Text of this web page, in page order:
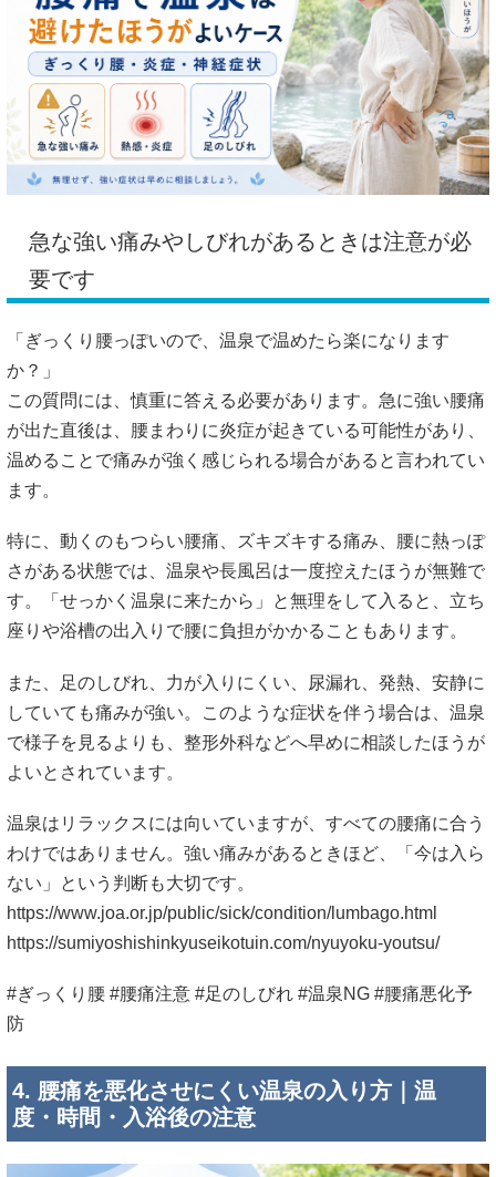
急な強い痛みやしびれがあるときは注意が必
要です
「ぎっくり腰っぽいので、温泉で温めたら楽になります
か？」
この質問には、慎重に答える必要があります。急に強い腰痛
が出た直後は、腰まわりに炎症が起きている可能性があり、
温めることで痛みが強く感じられる場合があると言われてい
ます。
特に、動くのもつらい腰痛、ズキズキする痛み、腰に熱っぽ
さがある状態では、温泉や長風呂は一度控えたほうが無難で
す。「せっかく温泉に来たから」と無理をして入ると、立ち
座りや浴槽の出入りで腰に負担がかかることもあります。
また、足のしびれ、力が入りにくい、尿漏れ、発熱、安静に
していても痛みが強い。このような症状を伴う場合は、温泉
で様子を見るよりも、整形外科などへ早めに相談したほうが
よいとされています。
温泉はリラックスには向いていますが、すべての腰痛に合う
わけではありません。強い痛みがあるときほど、「今は入ら
ない」という判断も大切です。
https://www.joa.or.jp/public/sick/condition/lumbago.html
https://sumiyoshishinkyuseikotuin.com/nyuyoku-youtsu/
#ぎっくり腰 #腰痛注意 #足のしびれ #温泉NG #腰痛悪化予
防
4. 腰痛を悪化させにくい温泉の入り方｜温
度・時間・入浴後の注意